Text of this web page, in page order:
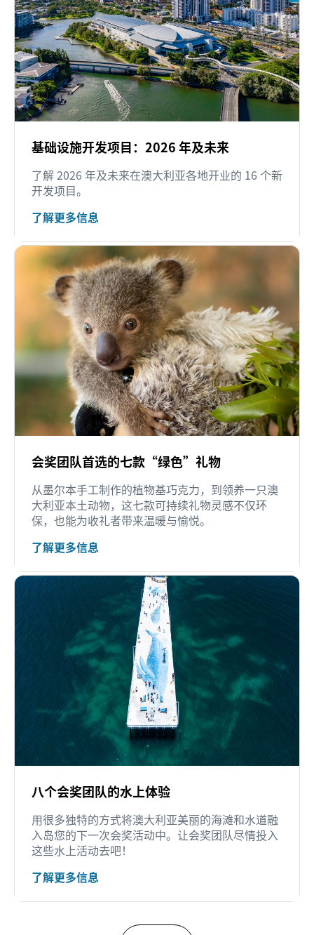
基础设施开发项目：2026 年及未来
了解 2026 年及未来在澳大利亚各地开业的 16 个新
开发项目。
了解更多信息
会奖团队首选的七款“绿色”礼物
从墨尔本手工制作的植物基巧克力，到领养一只澳
大利亚本土动物，这七款可持续礼物灵感不仅环
保，也能为收礼者带来温暖与愉悦。
了解更多信息
八个会奖团队的水上体验
用很多独特的方式将澳大利亚美丽的海滩和水道融
入岛您的下一次会奖活动中。让会奖团队尽情投入
这些水上活动去吧！
了解更多信息